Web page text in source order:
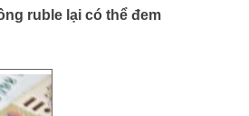
ruble lại có thể đem